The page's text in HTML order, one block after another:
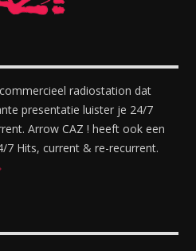
radiostation dat
presentatie luister je 24/7
Arrow CAZ ! heeft ook een
Hits, current & re-recurrent.